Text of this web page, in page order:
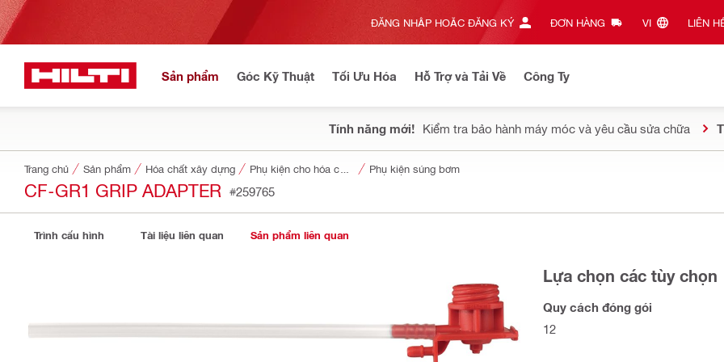
ĐĂNG NHẬP HOẶC ĐĂNG KÝ ĐƠN HÀNG VI‎ LIÊN
Sản phẩm Góc Kỹ Thuật Tối Ưu Hóa Hỗ Trợ và Tải Về Công Ty
Tính năng mới! Kiểm tra bảo hành máy móc và yêu cầu sửa chữa
Trang chủ Sản phẩm Hóa chất xây dựng Phụ kiện súng bơm
CF-GR1 GRIP ADAPTER #259765
Trình cấu hình Tài liệu liên quan Sản phẩm liên quan
Lựa chọn các tùy chọn
Quy cách đóng gói
12